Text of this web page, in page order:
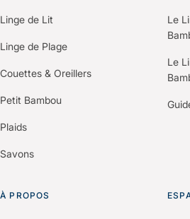
Linge de Lit
Linge de Plage
Couettes & Oreillers
Petit Bambou
Plaids
Savons
Le
Le
À PROPOS